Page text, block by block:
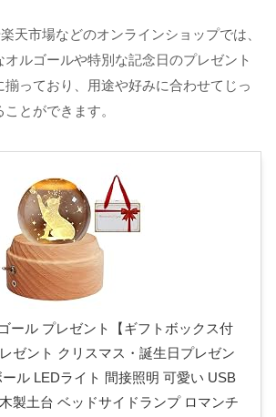
天市場などのオンラインショップでは、
オルゴールや特別な記念日のプレゼント
揃っており、用途や好みに合わせてじっ
とができます。
ール プレゼント【ギフトボックス付
ゼント クリスマス・誕生日プレゼン
ール LEDライト 間接照明 可愛い USB
製土台 ベッドサイドランプ ロマンチ